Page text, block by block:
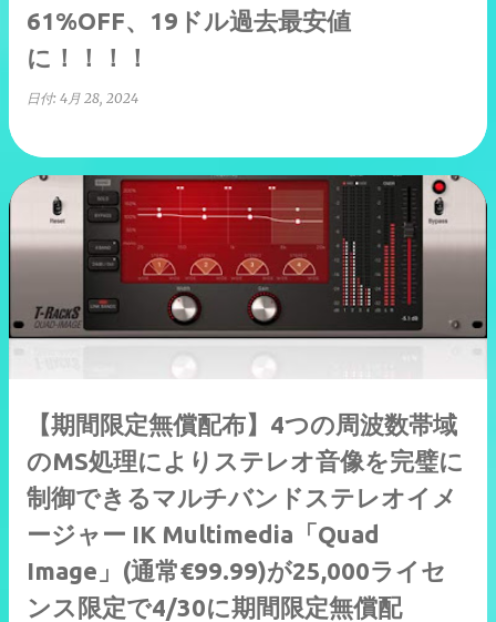
61%OFF、19ドル過去最安値
に！！！！
日付: 4月 28, 2024
【期間限定無償配布】4つの周波数帯域
のMS処理によりステレオ音像を完璧に
制御できるマルチバンドステレオイメ
ージャー IK Multimedia「Quad
Image」(通常€99.99)が25,000ライセ
ンス限定で4/30に期間限定無償配